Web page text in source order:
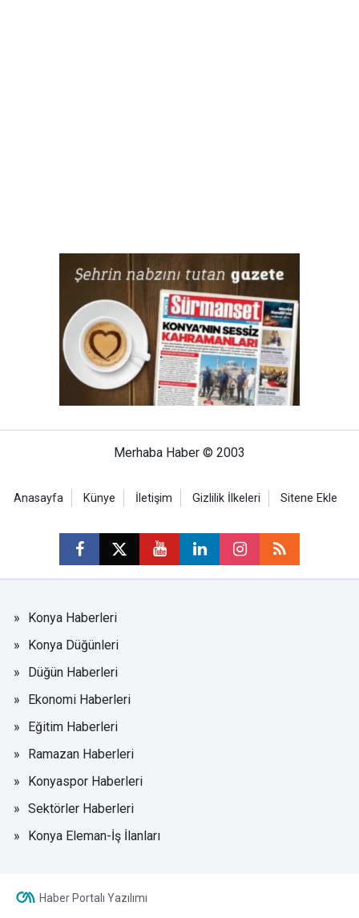
Merhaba Haber © 2003
Anasayfa Künye İletişim Gizlilik İlkeleri Sitene Ekle
Konya Haberleri
Konya Düğünleri
Düğün Haberleri
Ekonomi Haberleri
Eğitim Haberleri
Ramazan Haberleri
Konyaspor Haberleri
Sektörler Haberleri
Konya Eleman-İş İlanları
Haber Portalı Yazılımı